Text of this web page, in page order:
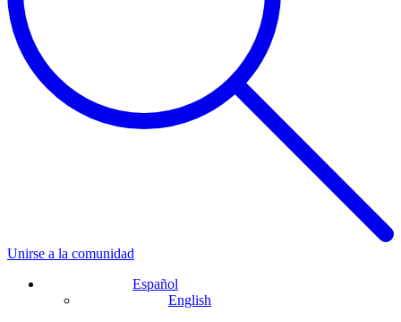
Unirse a la comunidad
Español
English